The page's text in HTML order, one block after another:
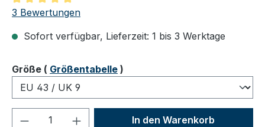
Durchschnittliche Bewertung von 5 von 5 Sternen
3 Bewertungen
Sofort verfügbar, Lieferzeit: 1 bis 3 Werktage
Größeauswählen
( Größentabelle )
Produkt Anzahl: Gib denIn den Warenkorb